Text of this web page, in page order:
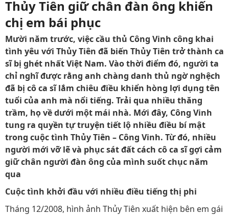
Thủy Tiên giữ chân đàn ông khiến
chị em bái phục
Mười năm trước, việc cầu thủ Công Vinh công khai
tình yêu với Thủy Tiên đã biến Thủy Tiên trở thành ca
sĩ bị ghét nhất Việt Nam. Vào thời điểm đó, người ta
chỉ nghĩ được rằng anh chàng danh thủ ngờ nghệch
đã bị cô ca sĩ lắm chiêu điều khiển hòng lợi dụng tên
tuổi của anh mà nổi tiếng. Trải qua nhiều thăng
trầm, họ về dưới một mái nhà. Mới đây, Công Vinh
tung ra quyền tự truyện tiết lộ nhiều điều bí mật
trong cuộc tình Thủy Tiên – Công Vinh. Từ đó, nhiều
người mới vỡ lẽ và phục sát đất cách cô ca sĩ gợi cảm
giữ chân người đàn ông của mình suốt chục năm
qua
Cuộc tình khởi đầu với nhiều điều tiếng thị phi
Tháng 12/2008, hình ảnh Thủy Tiên xuất hiện bên em gái